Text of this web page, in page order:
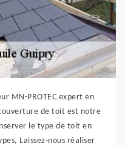
MN-PROTEC expert en
de toit est notre
le type de toit en
Laissez-nous réaliser